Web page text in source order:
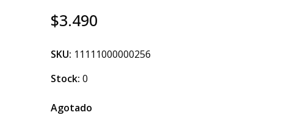
$3.490
SKU: 11111000000256
Stock: 0
Agotado